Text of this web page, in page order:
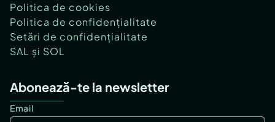
Politica de cookies
Politica de confidențialitate
Setări de confidențialitate
SAL și SOL
Abonează-te la newsletter
Email